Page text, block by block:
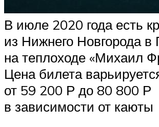
В июле 2020 года есть
из Нижнего Новгорода в
на теплоходе «Михаил
Цена билета
от 59 200 Р до 80 800 Р
в зависимости от каюты